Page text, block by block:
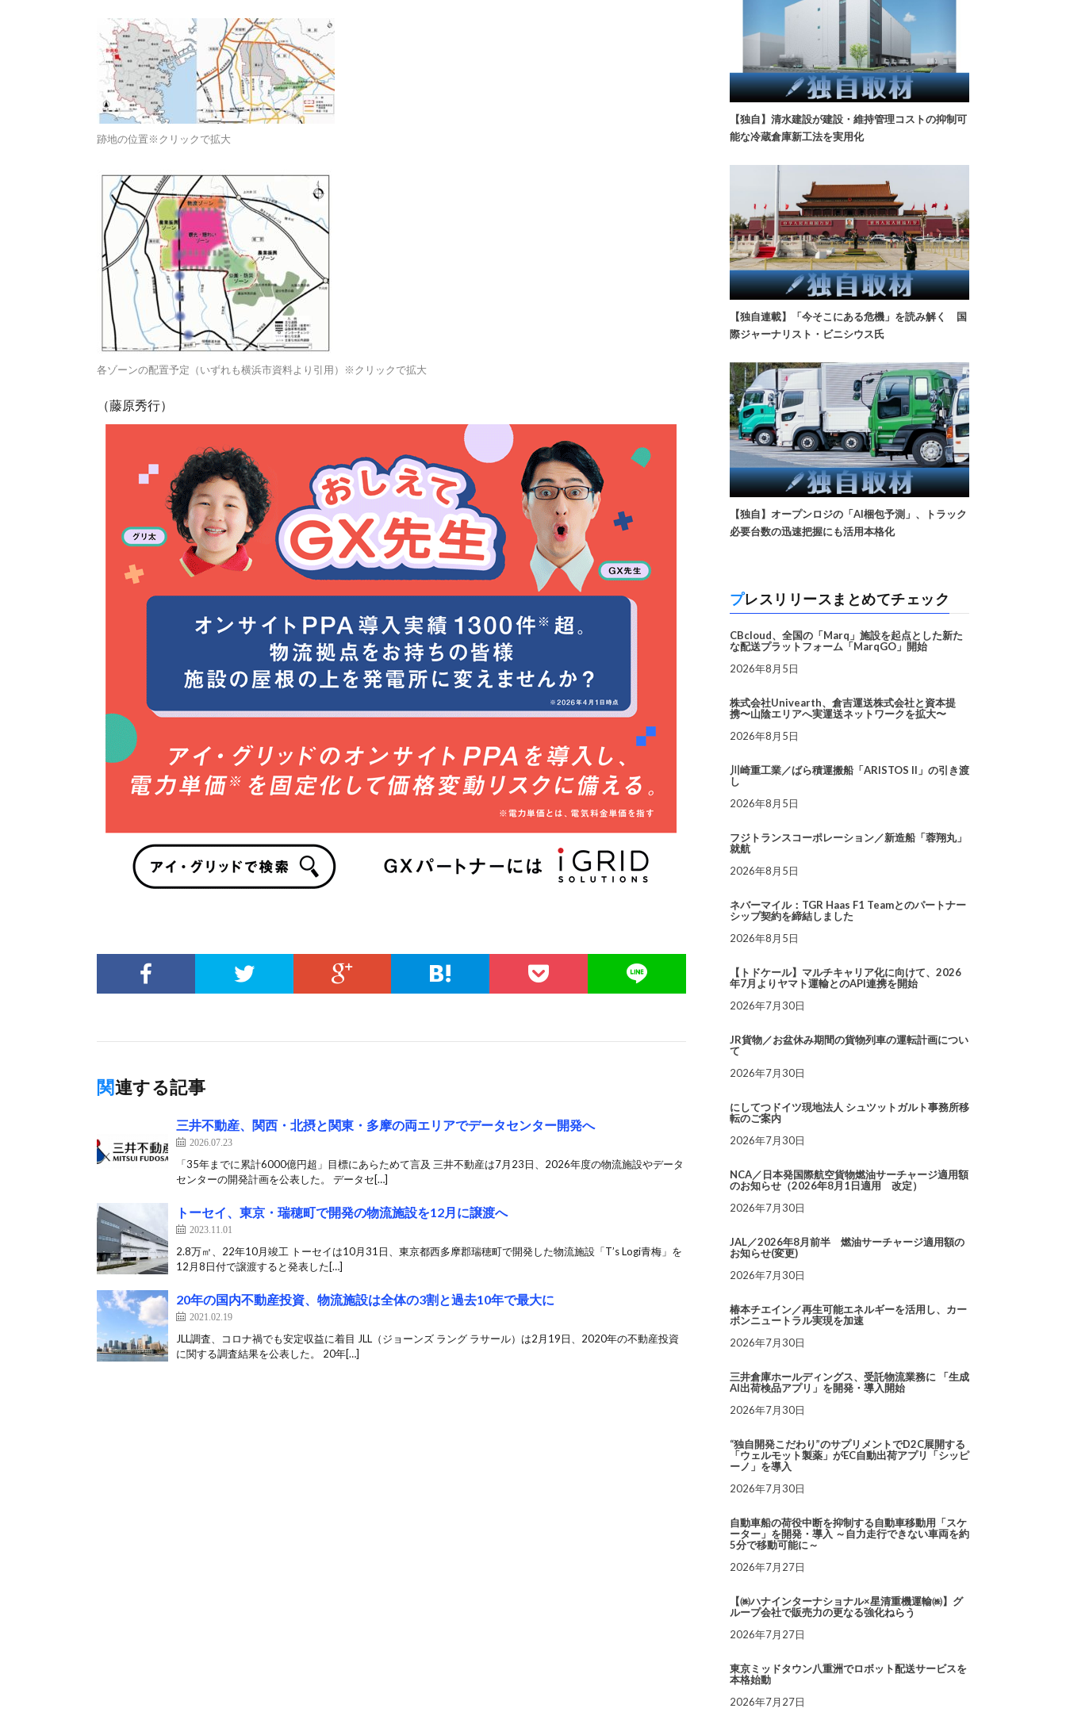
跡地の位置※クリックで拡大
各ゾーンの配置予定（いずれも横浜市資料より引用）※クリックで拡大
（藤原秀行）
関連する記事
三井不動産、関西・北摂と関東・多摩の両エリアでデータセンター開発へ
2026.07.23
「35年までに累計6000億円超」目標にあらためて言及 三井不動産は7月23日、2026年度の物流施設やデータ
センターの開発計画を公表した。 データセ[…]
トーセイ、東京・瑞穂町で開発の物流施設を12月に譲渡へ
2023.11.01
2.8万㎡、22年10月竣工 トーセイは10月31日、東京都西多摩郡瑞穂町で開発した物流施設「T’s Logi青梅」を
12月8日付で譲渡すると発表した[…]
20年の国内不動産投資、物流施設は全体の3割と過去10年で最大に
2021.02.19
JLL調査、コロナ禍でも安定収益に着目 JLL（ジョーンズ ラング ラサール）は2月19日、2020年の不動産投資
に関する調査結果を公表した。 20年[…]
【独自】清水建設が建設・維持管理コストの抑制可
能な冷蔵倉庫新工法を実用化
【独自連載】「今そこにある危機」を読み解く 国
際ジャーナリスト・ビニシウス氏
【独自】オープンロジの「AI梱包予測」、トラック
必要台数の迅速把握にも活用本格化
プレスリリースまとめてチェック
CBcloud、全国の「Marq」施設を起点とした新た
な配送プラットフォーム「MarqGO」開始
2026年8月5日
株式会社Univearth、倉吉運送株式会社と資本提
携〜山陰エリアへ実運送ネットワークを拡大〜
2026年8月5日
川崎重工業／ばら積運搬船「ARISTOS II」の引き渡
し
2026年8月5日
フジトランスコーポレーション／新造船「蓉翔丸」
就航
2026年8月5日
ネバーマイル：TGR Haas F1 Teamとのパートナー
シップ契約を締結しました
2026年8月5日
【トドケール】マルチキャリア化に向けて、2026
年7月よりヤマト運輸とのAPI連携を開始
2026年7月30日
JR貨物／お盆休み期間の貨物列車の運転計画につい
て
2026年7月30日
にしてつドイツ現地法人 シュツットガルト事務所移
転のご案内
2026年7月30日
NCA／日本発国際航空貨物燃油サーチャージ適用額
のお知らせ（2026年8月1日適用 改定）
2026年7月30日
JAL／2026年8月前半 燃油サーチャージ適用額の
お知らせ(変更)
2026年7月30日
椿本チエイン／再生可能エネルギーを活用し、カー
ボンニュートラル実現を加速
2026年7月30日
三井倉庫ホールディングス、受託物流業務に 「生成
AI出荷検品アプリ」を開発・導入開始
2026年7月30日
“独自開発こだわり”のサプリメントでD2C展開する
「ウェルモット製薬」がEC自動出荷アプリ「シッピ
ーノ」を導入
2026年7月30日
自動車船の荷役中断を抑制する自動車移動用「スケ
ーター」を開発・導入 ～自力走行できない車両を約
5分で移動可能に～
2026年7月27日
【㈱ハナインターナショナル×星清重機運輸㈱】グ
ループ会社で販売力の更なる強化ねらう
2026年7月27日
東京ミッドタウン八重洲でロボット配送サービスを
本格始動
2026年7月27日